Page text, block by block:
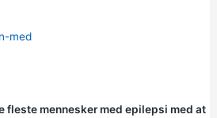
med
fleste mennesker med epilepsi med at